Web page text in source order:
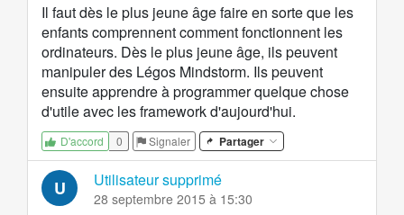
Il faut dès le plus jeune âge faire en sorte que les
enfants comprennent comment fonctionnent les
ordinateurs. Dès le plus jeune âge, ils peuvent
manipuler des Légos Mindstorm. Ils peuvent
ensuite apprendre à programmer quelque chose
d'utile avec les framework d'aujourd'hui.
D'accord 0 Signaler Partager
U Utilisateur supprimé
28 septembre 2015 à 15:30